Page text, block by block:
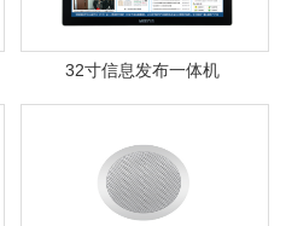
32寸信息发布一体机